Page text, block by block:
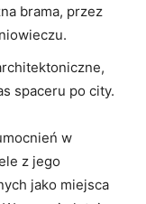
brama, przez
spaceru ​po city.
w
z jego
jako miejsca